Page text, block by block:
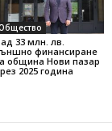
33 млн. лв.
финансиране
община Нови пазар
2025 година